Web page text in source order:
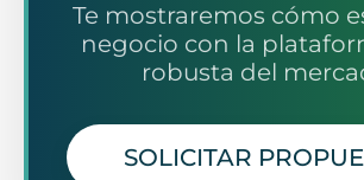
Te mostraremos cómo
negocio con la
robusta del
SOLICITAR